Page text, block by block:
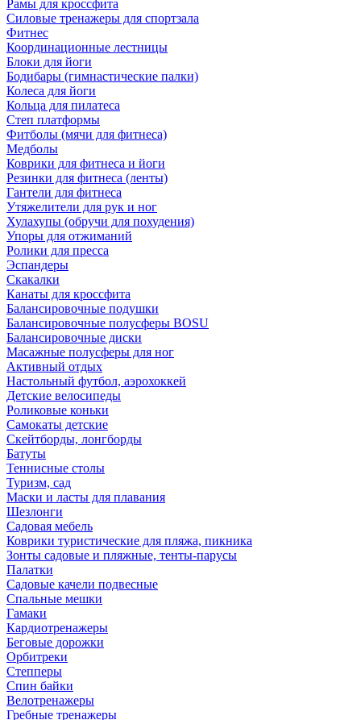
Рамы для кроссфита
Силовые тренажеры для спортзала
Фитнес
Координационные лестницы
Блоки для йоги
Бодибары (гимнастические палки)
Колеса для йоги
Кольца для пилатеса
Степ платформы
Фитболы (мячи для фитнеса)
Медболы
Коврики для фитнеса и йоги
Резинки для фитнеса (ленты)
Гантели для фитнеса
Утяжелители для рук и ног
Хулахупы (обручи для похудения)
Упоры для отжиманий
Ролики для пресса
Эспандеры
Скакалки
Канаты для кроссфита
Балансировочные подушки
Балансировочные полусферы BOSU
Балансировочные диски
Масажные полусферы для ног
Активный отдых
Настольный футбол, аэрохоккей
Детские велосипеды
Роликовые коньки
Самокаты детские
Скейтборды, лонгборды
Батуты
Теннисные столы
Туризм, сад
Маски и ласты для плавания
Шезлонги
Садовая мебель
Коврики туристические для пляжа, пикника
Зонты садовые и пляжные, тенты-парусы
Палатки
Садовые качели подвесные
Спальные мешки
Гамаки
Кардиотренажеры
Беговые дорожки
Орбитреки
Степперы
Спин байки
Велотренажеры
Гребные тренажеры